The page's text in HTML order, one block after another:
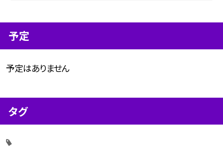
予定
予定はありません
タグ